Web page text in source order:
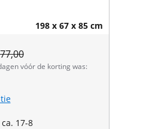
198 x 67 x 85 cm
vóór de korting was:
ca. 17-8